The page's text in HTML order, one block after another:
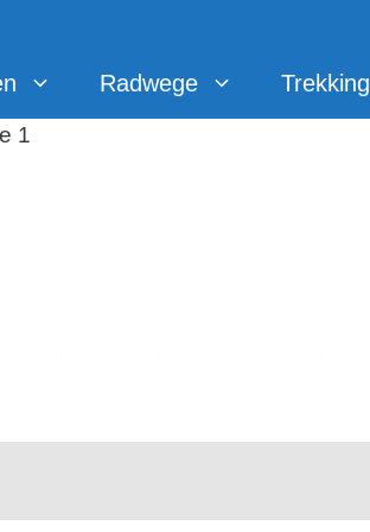
Radwege Trekking